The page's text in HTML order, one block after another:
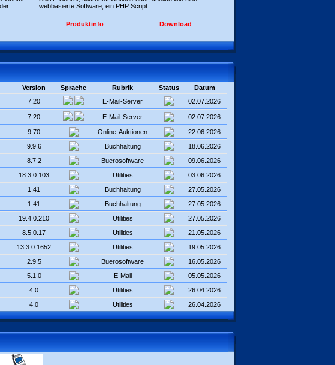
webbasierte Software, ein PHP Script.
Produktinfo Download
Version Sprache Rubrik Status
Datum
7.20 E-Mail-Server 02.07.2026
7.20 E-Mail-Server 02.07.2026
9.70 Online-Auktionen
22.06.2026
9.9.6 Buchhaltung
18.06.2026
8.7.2 Buerosoftware
09.06.2026
18.3.0.103 Utilities
03.06.2026
1.41 Buchhaltung
27.05.2026
1.41 Buchhaltung
27.05.2026
19.4.0.210 Utilities
27.05.2026
8.5.0.17 Utilities
21.05.2026
13.3.0.1652 Utilities
19.05.2026
2.9.5 Buerosoftware
16.05.2026
5.1.0 E-Mail
05.05.2026
4.0 Utilities
26.04.2026
4.0 Utilities 26.04.2026